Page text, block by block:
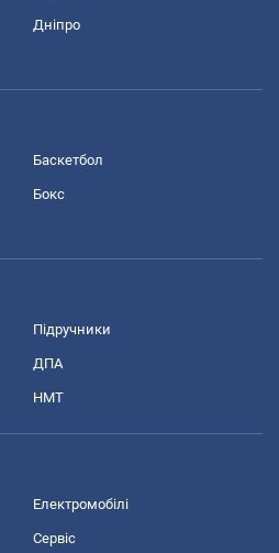
Дніпро
Баскетбол
Бокс
Підручники
ДПА
НМТ
Електромобілі
Сервіс